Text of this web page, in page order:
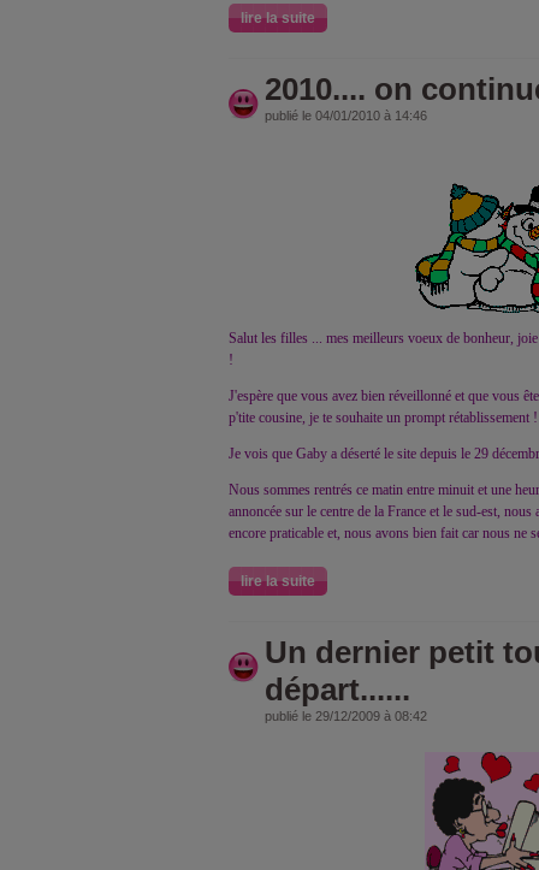
lire la suite
2010.... on
publié le 04/01/2010 à 14:46
Salut les filles ... mes meilleurs voeux de bonheur,
!
J'espère que vous avez bien réveillonné et que vous
p'tite cousine, je te souhaite un prompt rétablissement
Je vois que Gaby a déserté le site depuis le 29
Nous sommes rentrés ce matin entre minuit et une
annoncée sur le centre de la France et le sud-est,
encore praticable et, nous avons bien fait car nous ne
lire la suite
Un dernier petit
départ......
publié le 29/12/2009 à 08:42